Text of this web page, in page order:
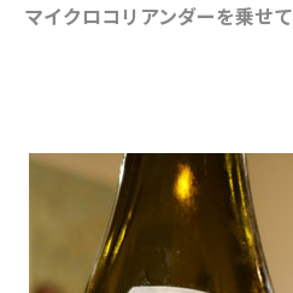
マイクロコリアンダーを乗せて